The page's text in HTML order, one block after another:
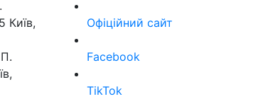
Київ,
Офіційний сайт
Facebook
TikTok